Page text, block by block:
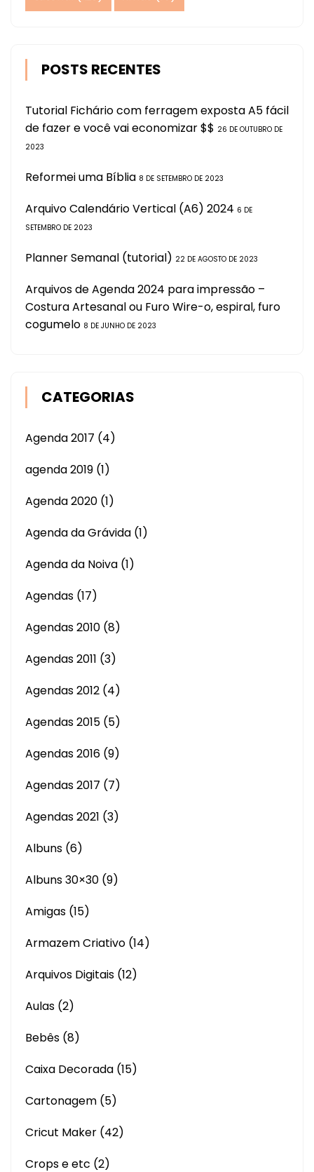
POSTS RECENTES
Tutorial Fichário com ferragem exposta A5 fácil
de fazer e você vai economizar $$ 26 DE OUTUBRO DE
2023
Reformei uma Bíblia 8 DE SETEMBRO DE 2023
Arquivo Calendário Vertical (A6) 2024 6 DE
SETEMBRO DE 2023
Planner Semanal (tutorial) 22 DE AGOSTO DE 2023
Arquivos de Agenda 2024 para impressão –
Costura Artesanal ou Furo Wire-o, espiral, furo
cogumelo 8 DE JUNHO DE 2023
CATEGORIAS
Agenda 2017 (4)
agenda 2019 (1)
Agenda 2020 (1)
Agenda da Grávida (1)
Agenda da Noiva (1)
Agendas (17)
Agendas 2010 (8)
Agendas 2011 (3)
Agendas 2012 (4)
Agendas 2015 (5)
Agendas 2016 (9)
Agendas 2017 (7)
Agendas 2021 (3)
Albuns (6)
Albuns 30×30 (9)
Amigas (15)
Armazem Criativo (14)
Arquivos Digitais (12)
Aulas (2)
Bebês (8)
Caixa Decorada (15)
Cartonagem (5)
Cricut Maker (42)
Crops e etc (2)